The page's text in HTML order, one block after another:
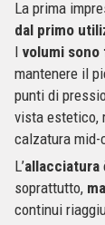
La prima
dal primo
I volumi
mantenere il
punti di
vista estetico,
calzatura
L’allacciatura
soprattutto,
continui